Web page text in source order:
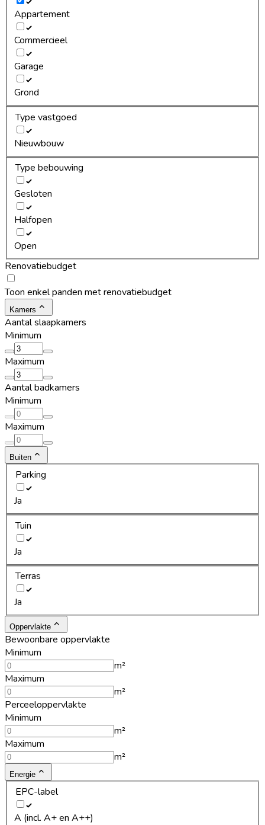
Appartement
Commercieel
Garage
Grond
Type vastgoed
Nieuwbouw
Type bebouwing
Gesloten
Halfopen
Open
Renovatiebudget
Toon enkel panden met renovatiebudget
Kamers
Aantal slaapkamers
Minimum
Maximum
Aantal badkamers
Minimum
Maximum
Buiten
Parking
Ja
Tuin
Ja
Terras
Ja
Oppervlakte
Bewoonbare oppervlakte
Minimum
m²
Maximum
m²
Perceeloppervlakte
Minimum
m²
Maximum
m²
Energie
EPC-label
A (incl. A+ en A++)